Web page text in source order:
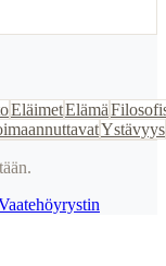
EläimetElämä
Ystävyys